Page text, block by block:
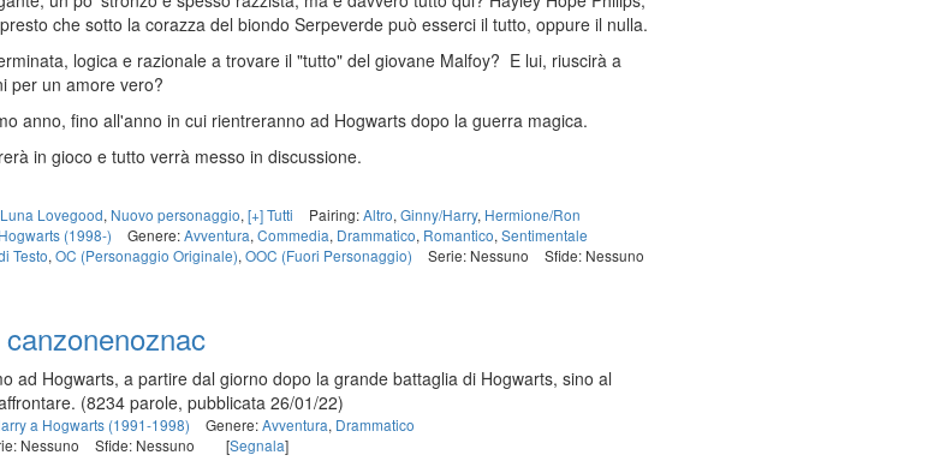
che sotto la corazza del biondo Serpeverde può esserci il tutto, oppure il nulla.
logica e razionale a trovare il "tutto" del giovane Malfoy? E lui, riuscirà a
per un amore vero?
anno, fino all'anno in cui rientreranno ad Hogwarts dopo la guerra magica.
in gioco e tutto verrà messo in discussione.
Luna Lovegood, Nuovo personaggio, [+] Tutti Pairing:Altro, Ginny/Harry, Hermione/Ron
(1998-) Genere:Avventura, Commedia, Drammatico, Romantico, Sentimentale
Testo, OC (Personaggio Originale), OOC (Fuori Personaggio) Serie: Nessuno
Sfide: Nessuno
canzonenoznac
ad Hogwarts, a partire dal giorno dopo la grande battaglia di Hogwarts, sino al
(8234 parole, pubblicata 26/01/22)
a Hogwarts (1991-1998) Genere:Avventura, Drammatico
Nessuno Sfide: Nessuno [Segnala]